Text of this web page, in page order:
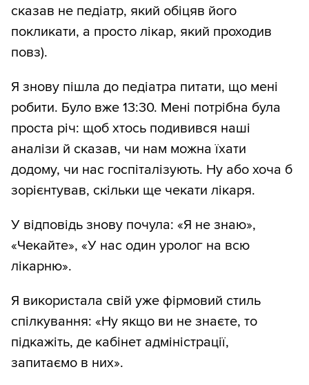
сказав не педіатр, який обіцяв його
покликати, а просто лікар, який проходив
повз).
Я знову пішла до педіатра питати, що мені
робити. Було вже 13:30. Мені потрібна була
проста річ: щоб хтось подивився наші
аналізи й сказав, чи нам можна їхати
додому, чи нас госпіталізують. Ну або хоча б
зорієнтував, скільки ще чекати лікаря.
У відповідь знову почула: «Я не знаю»,
«Чекайте», «У нас один уролог на всю
лікарню».
Я використала свій уже фірмовий стиль
спілкування: «Ну якщо ви не знаєте, то
підкажіть, де кабінет адміністрації,
запитаємо в них».